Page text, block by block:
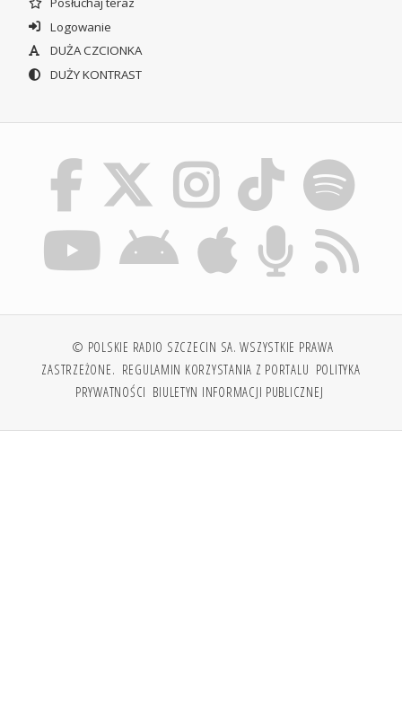
Logowanie
DUŻA CZCIONKA
DUŻY KONTRAST
© POLSKIE RADIO SZCZECIN SA. WSZYSTKIE PRAWA
ZASTRZEŻONE. REGULAMIN KORZYSTANIA Z PORTALU POLITYKA
PRYWATNOŚCI BIULETYN INFORMACJI PUBLICZNEJ